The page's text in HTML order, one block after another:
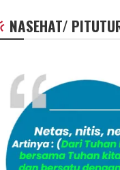
NASEHAT/